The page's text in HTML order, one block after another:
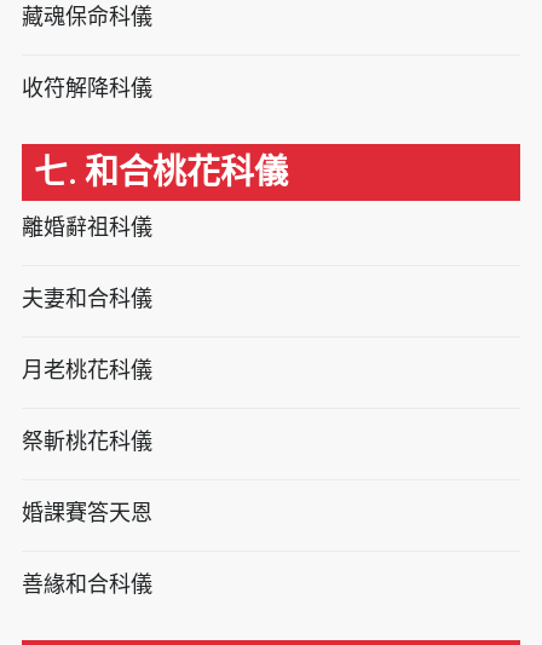
藏魂保命科儀
收符解降科儀
七. 和合桃花科儀
離婚辭祖科儀
夫妻和合科儀
月老桃花科儀
祭斬桃花科儀
婚課賽答天恩
善緣和合科儀